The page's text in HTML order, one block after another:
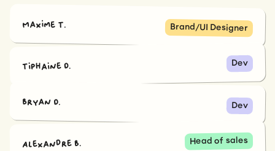
Maxime T. Brand/UI Designer
Tiphaine D. Dev
Bryan D. Dev
Alexandre B. Head of sales